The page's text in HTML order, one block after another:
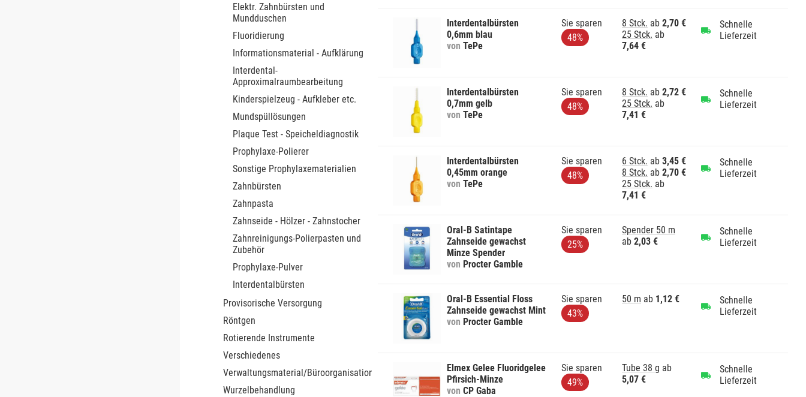
Elektr. Zahnbürsten und
Mundduschen
Fluoridierung
Informationsmaterial - Aufklärung
Interdental-
Approximalraumbearbeitung
Kinderspielzeug - Aufkleber etc.
Mundspüllösungen
Plaque Test - Speicheldiagnostik
Prophylaxe-Polierer
Sonstige Prophylaxematerialien
Zahnbürsten
Zahnpasta
Zahnseide - Hölzer - Zahnstocher
Zahnreinigungs-Polierpasten und
Zubehör
Prophylaxe-Pulver
Interdentalbürsten
Provisorische Versorgung
Röntgen
Rotierende Instrumente
Verschiedenes
Verwaltungsmaterial/Büroorganisation
Wurzelbehandlung
Interdentalbürsten
0,6mm blau
von TePe
Sie sparen
48%
8 Stck. ab 2,70 €
25 Stck. ab
7,64 €
Schnelle
Lieferzeit
Interdentalbürsten
0,7mm gelb
von TePe
Sie sparen
48%
8 Stck. ab 2,72 €
25 Stck. ab
7,41 €
Schnelle
Lieferzeit
Interdentalbürsten
0,45mm orange
von TePe
Sie sparen
48%
6 Stck. ab 3,45 €
8 Stck. ab 2,70 €
25 Stck. ab
7,41 €
Schnelle
Lieferzeit
Oral-B Satintape
Zahnseide gewachst
Minze Spender
von Procter Gamble
Sie sparen
25%
Spender 50 m
ab 2,03 €
Schnelle
Lieferzeit
Oral-B Essential Floss
Zahnseide gewachst Mint
von Procter Gamble
Sie sparen
43%
50 m ab 1,12 €
Schnelle
Lieferzeit
Elmex Gelee Fluoridgelee
Pfirsich-Minze
von CP Gaba
Sie sparen
49%
Tube 38 g ab
5,07 €
Schnelle
Lieferzeit